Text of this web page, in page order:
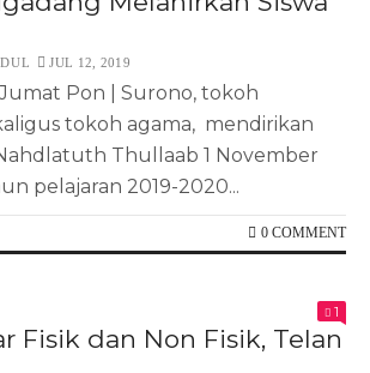
JUL 12, 2019
Pon | Surono, tokoh
tokoh agama, mendirikan
Thullaab 1 November
pelajaran 2019-2020...
0 COMMENT
1
Fisik dan Non Fisik, Telan